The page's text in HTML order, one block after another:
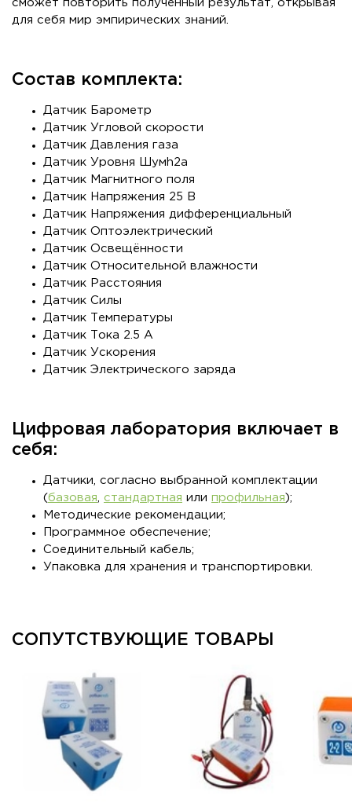
сможет повторить полученный результат, открывая
для себя мир эмпирических знаний.
Состав комплекта:
Датчик Барометр
Датчик Угловой скорости
Датчик Давления газа
Датчик Уровня Шумh2а
Датчик Магнитного поля
Датчик Напряжения 25 B
Датчик Напряжения дифференциальный
Датчик Оптоэлектрический
Датчик Освещённости
Датчик Относительной влажности
Датчик Расстояния
Датчик Силы
Датчик Температуры
Датчик Тока 2.5 A
Датчик Ускорения
Датчик Электрического заряда
Цифровая лаборатория включает в
себя:
Датчики, согласно выбранной комплектации
(базовая стандартная или профильная );
Методические рекомендации;
Программное обеспечение;
Соединительный кабель;
Упаковка для хранения и транспортировки.
СОПУТСТВУЮЩИЕ ТОВАРЫ